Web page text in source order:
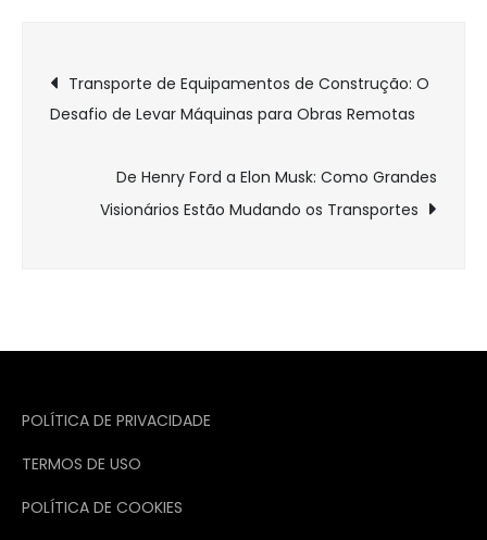
Navegação
de
Post
Transporte de Equipamentos de Construção: O
Desafio de Levar Máquinas para Obras Remotas
De Henry Ford a Elon Musk: Como Grandes
Visionários Estão Mudando os Transportes
POLÍTICA DE PRIVACIDADE
TERMOS DE USO
POLÍTICA DE COOKIES